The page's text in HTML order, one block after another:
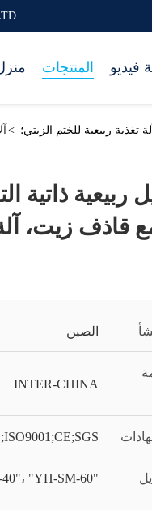
المنتجات فيديو
> تغذية ربيعية للختم الزيتي؛
ربيعية ذاتية
قاذف زيت،
الصين
INTER-CHINA
ISO9001;CE;SGS;
"YH-SM-20"، "YH-SM-40"، "YH-SM-60".